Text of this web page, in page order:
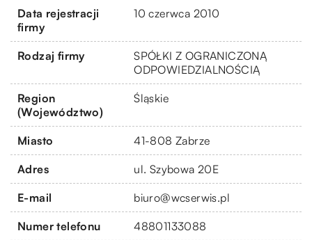
Data rejestracji
firmy
10 czerwca 2010
Rodzaj firmy
SPÓŁKI Z OGRANICZONĄ
ODPOWIEDZIALNOŚCIĄ
Region
(Województwo)
Śląskie
Miasto 41-808 Zabrze
Adres ul. Szybowa 20E
E-mail biuro@wcserwis.pl
Numer telefonu 48801133088